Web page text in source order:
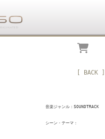
[ BACK ]
音楽ジャンル：SOUNDTRACK
シーン・テーマ：